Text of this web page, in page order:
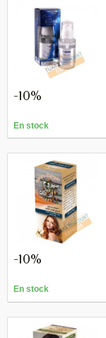
-10%
En stock
-10%
En stock